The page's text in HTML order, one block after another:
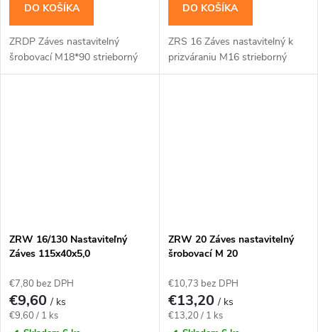
DO KOŠÍKA
ZRDP Záves nastavitelný
šrobovací M18*90 strieborný
DO KOŠÍKA
ZRS 16 Záves nastavitelný k
prizváraniu M16 strieborný
ZRW 16/130 Nastaviteľný
Záves 115x40x5,0
€7,80 bez DPH
€9,60/ ks
Jednotková
€9,60 / 1 ks
ZRW 20 Záves nastavitelný
šrobovací M 20
€10,73 bez DPH
€13,20/ ks
Jednotková
€13,20 / 1 ks